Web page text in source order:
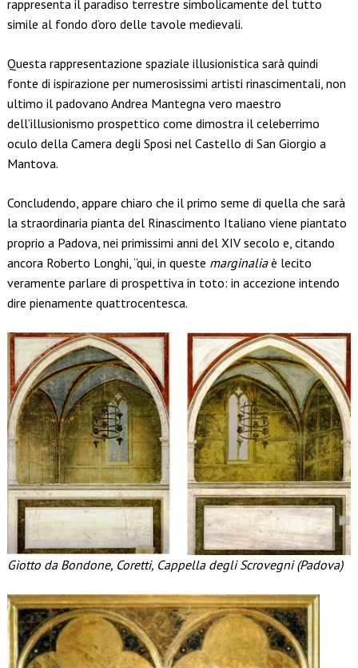
rappresenta il paradiso terrestre simbolicamente del tutto
simile al fondo d’oro delle tavole medievali.
Questa rappresentazione spaziale illusionistica sarà quindi
fonte di ispirazione per numerosissimi artisti rinascimentali, non
ultimo il padovano Andrea Mantegna vero maestro
dell’illusionismo prospettico come dimostra il celeberrimo
oculo della Camera degli Sposi nel Castello di San Giorgio a
Mantova.
Concludendo, appare chiaro che il primo seme di quella che sarà
la straordinaria pianta del Rinascimento Italiano viene piantato
proprio a Padova, nei primissimi anni del XIV secolo e, citando
ancora Roberto Longhi, “qui, in queste marginaliaè lecito
veramente parlare di prospettiva in toto: in accezione intendo
dire pienamente quattrocentesca.
Giotto da Bondone, Coretti, Cappella degli Scrovegni (Padova)